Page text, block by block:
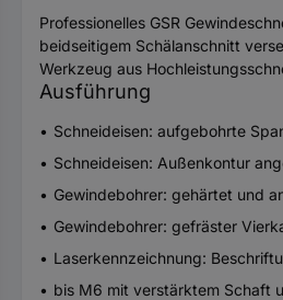
Professionelles GSR
beidseitigem Schälanschnitt
Werkzeug aus
Ausführung
Schneideisen: aufgebohrte
Schneideisen: Außenkontur
Gewindebohrer: gehärtet und
Gewindebohrer: gefräster
Laserkennzeichnung:
bis M6 mit verstärktem Schaft